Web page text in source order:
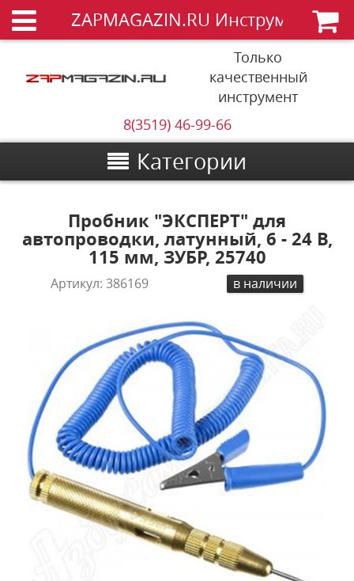
ZAPMAGAZIN.RU Инструменты
Только
качественный
инструмент
8(3519) 46-99-66
Категории
Пробник "ЭКСПЕРТ" для
автопроводки, латунный, 6 - 24 В,
115 мм, ЗУБР, 25740
Артикул:386169 в наличии